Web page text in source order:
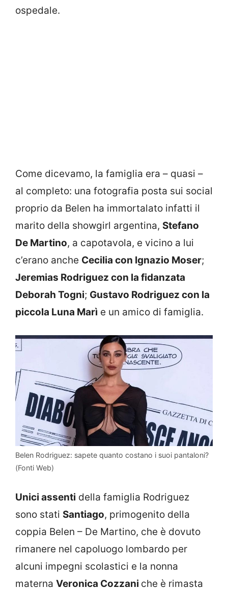
ospedale.
Come dicevamo, la famiglia era – quasi –
al completo: una fotografia posta sui social
proprio da Belen ha immortalato infatti il
marito della showgirl argentina, Stefano
De Martino, a capotavola, e vicino a lui
c’erano anche Cecilia con Ignazio Moser;
Jeremias Rodriguez con la fidanzata
Deborah Togni; Gustavo Rodriguez con la
piccola Luna Marì e un amico di famiglia.
Belen Rodriguez: sapete quanto costano i suoi pantaloni?
(Fonti Web)
Unici assenti della famiglia Rodriguez
sono stati Santiago, primogenito della
coppia Belen – De Martino, che è dovuto
rimanere nel capoluogo lombardo per
alcuni impegni scolastici e la nonna
materna Veronica Cozzani che è rimasta